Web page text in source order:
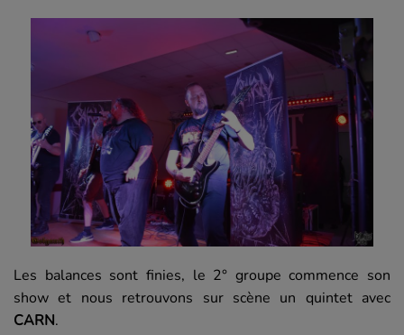
Les balances sont finies, le 2° groupe commence son
show et nous retrouvons sur scène un quintet avec
CARN.